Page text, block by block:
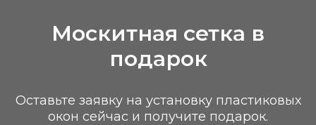
Москитная сетка в
подарок
Оставьте заявку на установку пластиковых
окон сейчас и получите подарок.